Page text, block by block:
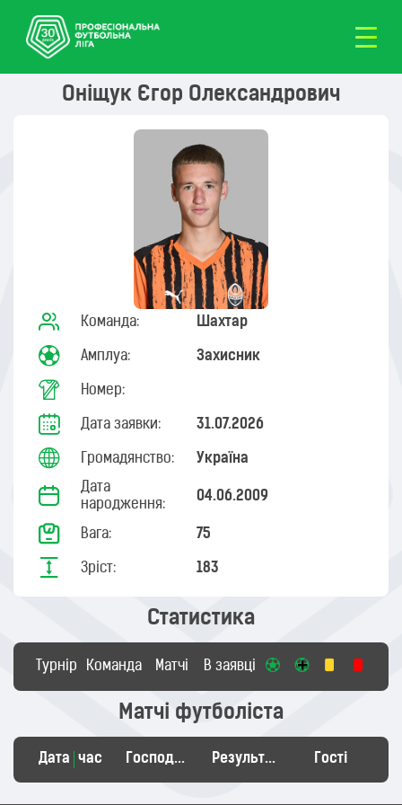
Оніщук Єгор Олександрович
Команда: Шахтар
Амплуа: Захисник
Номер:
Дата заявки: 31.07.2026
Громадянство: Україна
Дата
народження:
04.06.2009
Вага: 75
Зріст: 183
Статистика
Турнір Команда Матчі В заявці
Матчі футболіста
Дата час Господарі Результат Гості